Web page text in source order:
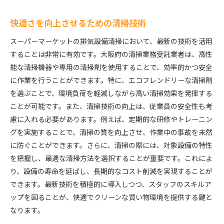
快適さを向上させるための清掃技術
スーパーマーケットの排気設備清掃において、最新の技術を活用
することは非常に有効です。大阪府の清掃業務受託業者は、高性
能な清掃機器や専用の清掃剤を使用することで、効率的かつ安全
に作業を行うことができます。特に、エコフレンドリーな清掃剤
を選ぶことで、環境負荷を軽減しながら高い清掃効果を発揮する
ことが可能です。また、清掃技術の向上は、従業員の安全性も考
慮に入れる必要があります。例えば、定期的な研修やトレーニン
グを実施することで、清掃の質を向上させ、作業中の事故を未然
に防ぐことができます。さらに、清掃の際には、対象設備の特性
を把握し、最適な清掃方法を選択することが重要です。これによ
り、設備の寿命を延ばし、長期的なコスト削減を実現することが
できます。最新技術を積極的に導入しつつ、スタッフのスキルア
ップを図ることが、快適でクリーンな買い物環境を提供する鍵と
なります。